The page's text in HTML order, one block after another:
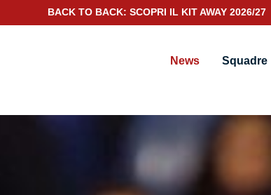
SCOPRI IL NUOVO KIT PORTIERE 2026/27
News Squadre